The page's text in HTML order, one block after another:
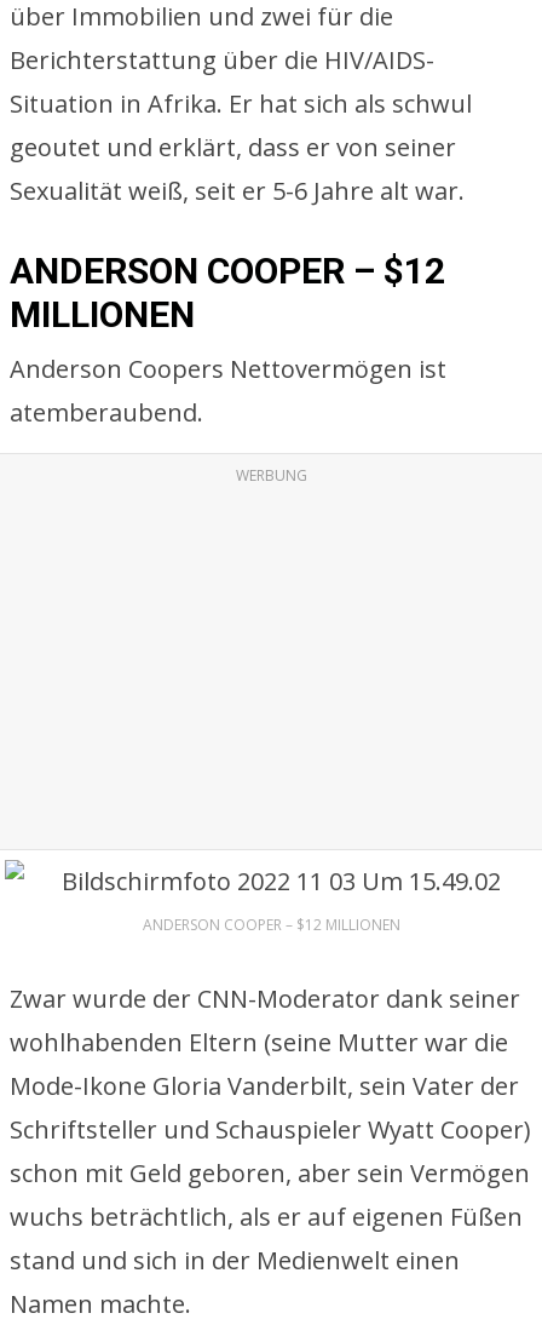
über Immobilien und zwei für die
Berichterstattung über die HIV/AIDS-
Situation in Afrika. Er hat sich als schwul
geoutet und erklärt, dass er von seiner
Sexualität weiß, seit er 5-6 Jahre alt war.
ANDERSON COOPER – $12
MILLIONEN
Anderson Coopers Nettovermögen ist
atemberaubend.
WERBUNG
ANDERSON COOPER – $12 MILLIONEN
Zwar wurde der CNN-Moderator dank seiner
wohlhabenden Eltern (seine Mutter war die
Mode-Ikone Gloria Vanderbilt, sein Vater der
Schriftsteller und Schauspieler Wyatt Cooper)
schon mit Geld geboren, aber sein Vermögen
wuchs beträchtlich, als er auf eigenen Füßen
stand und sich in der Medienwelt einen
Namen machte.